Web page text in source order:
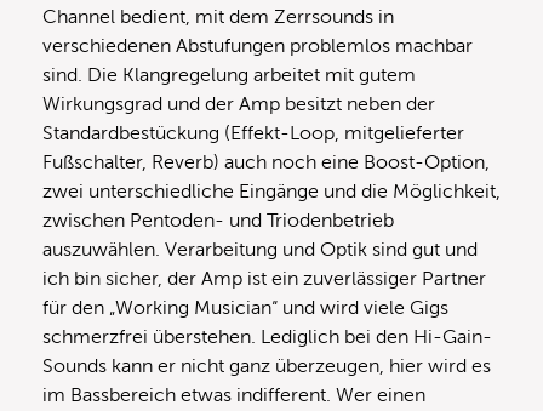
Channel bedient, mit dem Zerrsounds in
verschiedenen Abstufungen problemlos machbar
sind. Die Klangregelung arbeitet mit gutem
Wirkungsgrad und der Amp besitzt neben der
Standardbestückung (Effekt-Loop, mitgelieferter
Fußschalter, Reverb) auch noch eine Boost-Option,
zwei unterschiedliche Eingänge und die Möglichkeit,
zwischen Pentoden- und Triodenbetrieb
auszuwählen. Verarbeitung und Optik sind gut und
ich bin sicher, der Amp ist ein zuverlässiger Partner
für den „Working Musician“ und wird viele Gigs
schmerzfrei überstehen. Lediglich bei den Hi-Gain-
Sounds kann er nicht ganz überzeugen, hier wird es
im Bassbereich etwas indifferent. Wer einen